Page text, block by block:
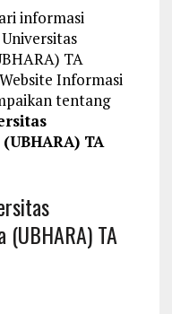
informasi
TA
Informasi
tentang
TA
(UBHARA) TA